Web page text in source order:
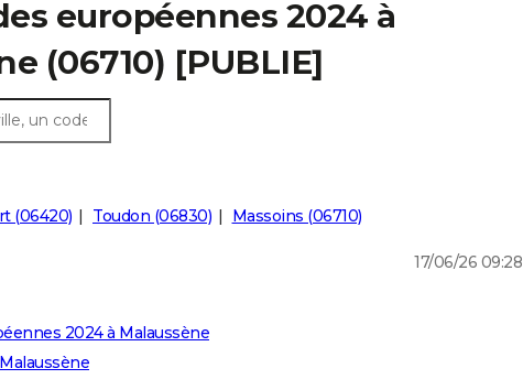
européennes 2024 à
(06710) [PUBLIE]
(06420) Toudon (06830) Massoins (06710)
17/06/26 09:28
2024 à Malaussène